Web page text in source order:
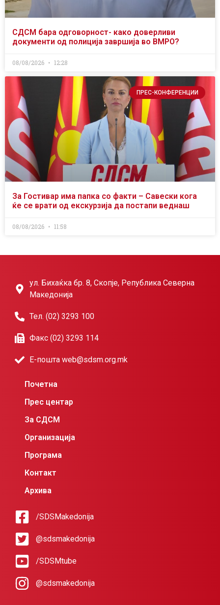
СДСМ бара одговорност- како доверливи
документи од полиција завршија во ВМРО?
08/08/2026 12:28
ПРЕС-КОНФЕРЕНЦИИ
За Гостивар има папка со факти – Савески кога
ќе се врати од екскурзија да постапи веднаш
08/08/2026 11:58
ул. Бихаќка бр. 8, Скопје, Република Северна
Македонија
Тел. (02) 3293 100
Факс (02) 3293 114
Е-пошта web@sdsm.org.mk
Почетна
Прес центар
За СДСМ
Организација
Програма
Контакт
Архива
/SDSMakedonija
@sdsmakedonija
/SDSMtube
@sdsmakedonija